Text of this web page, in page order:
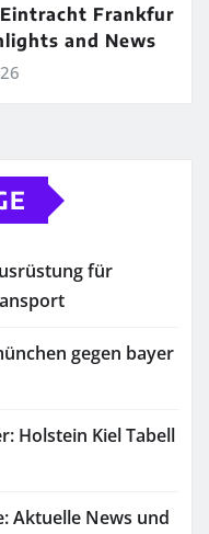
Frankfur
and News
für
gegen bayer
Holstein Kiel Tabell
Aktuelle News und